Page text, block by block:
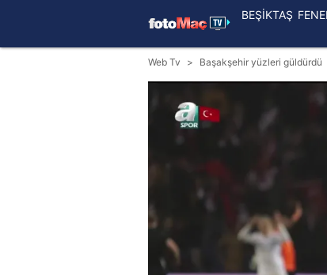
BEŞİKTAŞ
Web Tv Başakşehir yüzleri güldürdü